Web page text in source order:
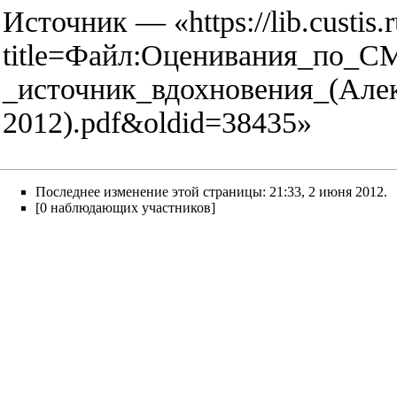
Источник — «https://
2012).pdf&oldid=38435»
Последнее изменение этой страницы: 21:33, 2 июня 2012.
[0 наблюдающих участников]